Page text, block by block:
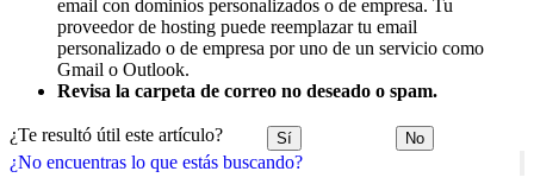
¿No encuentras lo que estás buscando?
email con dominios personalizados o de empresa. Tu
proveedor de hosting puede reemplazar tu email
personalizado o de empresa por uno de un servicio como
Gmail o Outlook.
Revisa la carpeta de correo no deseado o spam.
¿Te resultó útil este artículo? Sí No